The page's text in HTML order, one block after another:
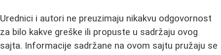
Urednici i autori ne preuzimaju nikakvu odgovornost
za bilo kakve greške ili propuste u sadržaju ovog
sajta. Informacije sadržane na ovom sajtu pružaju se